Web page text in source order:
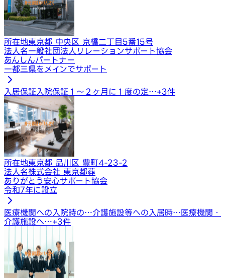
所在地東京都 中央区 京橋二丁目5番15号
法人名一般社団法人リレーションサポート協会
あんしんパートナー
一都三県をメインでサポート
入居保証 入院保証 １〜２ヶ月に１度の定…+3件
所在地東京都 品川区 豊町4-23-2
法人名株式会社 東京都葬
ありがとう安心サポート協会
令和7年に設立
医療機関への入院時の…介護施設等への入居時…医療機関・
介護施設へ…+3件